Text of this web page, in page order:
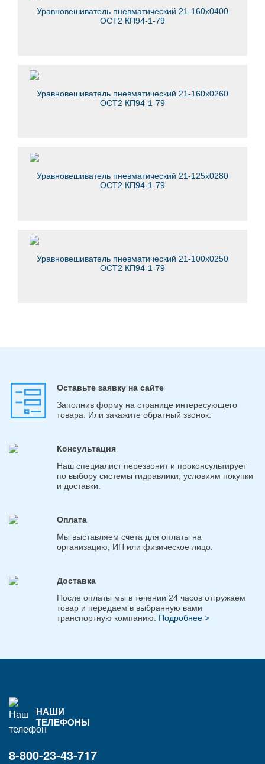
Уравновешиватель пневматический 21-160х0400
ОСТ2 КП94-1-79
Уравновешиватель пневматический 21-160х0260
ОСТ2 КП94-1-79
Уравновешиватель пневматический 21-125х0280
ОСТ2 КП94-1-79
Уравновешиватель пневматический 21-100х0250
ОСТ2 КП94-1-79
Оставьте заявку на сайте
Заполнив форму на странице интересующего
товара. Или закажите обратный звонок.
Консультация
Наш специалист перезвонит и проконсультирует
по выбору системы гидравлики, условиям покупки
и доставки.
Оплата
Мы выставляем счета для оплаты на
организацию, ИП или физическое лицо.
Доставка
После оплаты мы в течении 24 часов отгружаем
товар и передаем в выбранную вами
транспортную компанию. Подробнее >
НАШИ
ТЕЛЕФОНЫ
8-800-23-43-717